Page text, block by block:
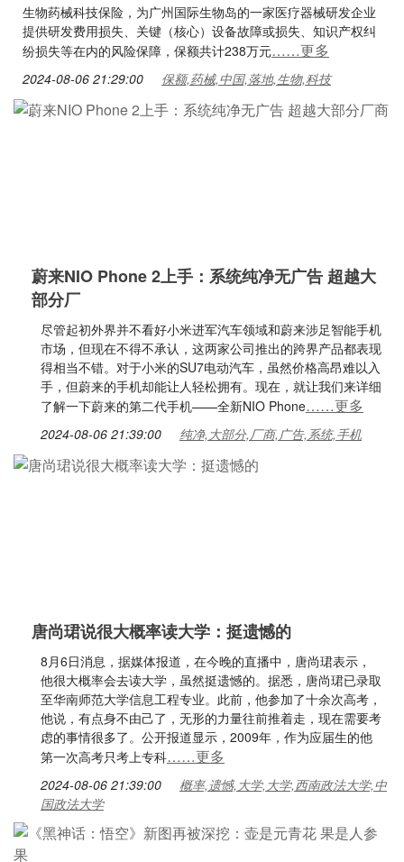
生物药械科技保险，为广州国际生物岛的一家医疗器械研发企业
提供研发费用损失、关键（核心）设备故障或损失、知识产权纠
纷损失等在内的风险保障，保额共计238万元……更多
2024-08-06 21:29:00 保额,药械,中国,落地,生物,科技
蔚来NIO Phone 2上手：系统纯净无广告 超越大
部分厂
尽管起初外界并不看好小米进军汽车领域和蔚来涉足智能手机
市场，但现在不得不承认，这两家公司推出的跨界产品都表现
得相当不错。对于小米的SU7电动汽车，虽然价格高昂难以入
手，但蔚来的手机却能让人轻松拥有。现在，就让我们来详细
了解一下蔚来的第二代手机——全新NIO Phone……更多
2024-08-06 21:39:00 纯净,大部分,厂商,广告,系统,手机
唐尚珺说很大概率读大学：挺遗憾的
8月6日消息，据媒体报道，在今晚的直播中，唐尚珺表示，
他很大概率会去读大学，虽然挺遗憾的。据悉，唐尚珺已录取
至华南师范大学信息工程专业。此前，他参加了十余次高考，
他说，有点身不由己了，无形的力量往前推着走，现在需要考
虑的事情很多了。公开报道显示，2009年，作为应届生的他
第一次高考只考上专科……更多
2024-08-06 21:39:00
概率,遗憾,大学,大学,西南政法大学,中
国政法大学